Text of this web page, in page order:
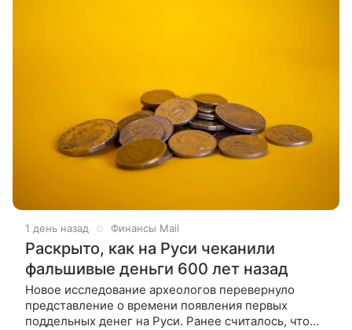
1 день назад Финансы Mail
Раскрыто, как на Руси чеканили
фальшивые деньги 600 лет назад
Новое исследование археологов перевернуло
представление о времени появления первых
поддельных денег на Руси. Ранее считалось, что